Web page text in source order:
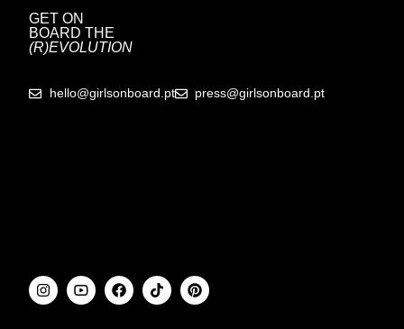
GET ON
BOARD THE
(R)EVOLUTION
hello@girlsonboard.pt press@girlsonboard.pt